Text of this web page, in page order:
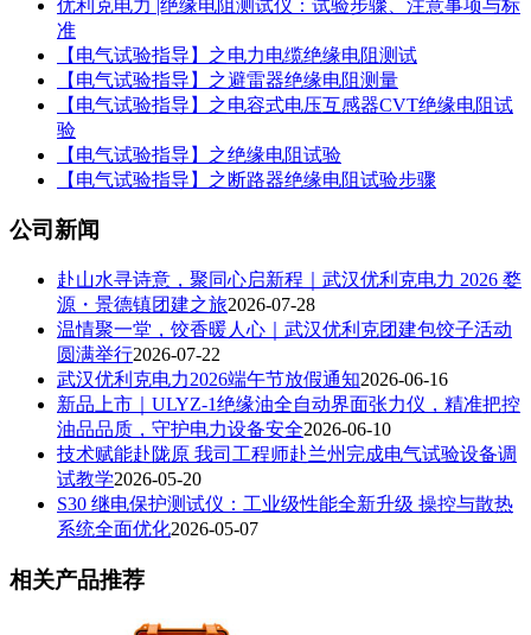
优利克电力 |绝缘电阻测试仪：试验步骤、注意事项与标
准​
【电气试验指导】之电力电缆绝缘电阻测试
【电气试验指导】之避雷器绝缘电阻测量
【电气试验指导】之电容式电压互感器CVT绝缘电阻试
验
【电气试验指导】之绝缘电阻试验
【电气试验指导】之断路器绝缘电阻试验步骤
公司新闻
赴山水寻诗意，聚同心启新程｜武汉优利克电力 2026 婺
源・景德镇团建之旅2026-07-28
温情聚一堂，饺香暖人心｜武汉优利克团建包饺子活动
圆满举行2026-07-22
武汉优利克电力2026端午节放假通知2026-06-16
新品上市｜ULYZ-1绝缘油全自动界面张力仪，精准把控
油品品质，守护电力设备安全2026-06-10
技术赋能赴陇原 我司工程师赴兰州完成电气试验设备调
试教学2026-05-20
S30 继电保护测试仪：工业级性能全新升级 操控与散热
系统全面优化2026-05-07
相关产品推荐